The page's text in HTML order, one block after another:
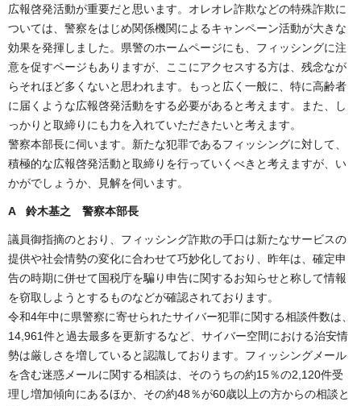
広報啓発活動が重要だと思います。オレオレ詐欺などの特殊詐欺に
ついては、警察をはじめ関係機関によるキャンペーン活動が大きな
効果を発揮しました。県警のホームページにも、フィッシングに注
意を促すページもありますが、ここにアクセスする方は、残念なが
らそれほど多くないと思われます。もっと広く一般に、特に高齢者
に届くような広報啓発活動をする必要があると考えます。また、し
っかりと取締りにも力を入れていただきたいと考えます。
警察本部長に伺います。新たな犯罪であるフィッシングに対して、
積極的な広報啓発活動と取締りを行っていくべきと考えますが、い
かがでしょうか、見解を伺います。
A 鈴木基之 警察本部長
議員御指摘のとおり、フィッシング詐欺の手口は新たなサービスの
提供や社会情勢の変化に合わせて巧妙化しており、昨年は、確定申
告の時期に併せて国税庁を騙り申告に関するお知らせと称して情報
を窃取しようとするものなどが確認されております。
令和4年中に県警察に寄せられたサイバー犯罪に関する相談件数は、
14,961件と過去最多を更新するなど、サイバー空間における治安情
勢は厳しさを増していると認識しております。フィッシングメール
を含む迷惑メールに関する相談は、そのうちの約15％の2,120件受
理し増加傾向にあるほか、その約48％が60歳以上の方からの相談と